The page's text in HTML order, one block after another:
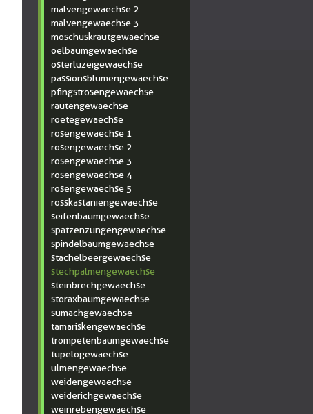
malvengewaechse 2
malvengewaechse 3
moschuskrautgewaechse
oelbaumgewaechse
osterluzeigewaechse
passionsblumengewaechse
pfingstrosengewaechse
rautengewaechse
roetegewaechse
rosengewaechse 1
rosengewaechse 2
rosengewaechse 3
rosengewaechse 4
rosengewaechse 5
rosskastaniengewaechse
seifenbaumgewaechse
spatzenzungengewaechse
spindelbaumgewaechse
stachelbeergewaechse
stechpalmengewaechse
steinbrechgewaechse
storaxbaumgewaechse
sumachgewaechse
tamariskengewaechse
trompetenbaumgewaechse
tupelogewaechse
ulmengewaechse
weidengewaechse
weiderichgewaechse
weinrebengewaechse